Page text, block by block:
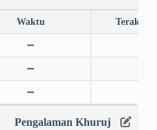
Waktu Terakhir
➖
➖
➖
Pengalaman Khuruj